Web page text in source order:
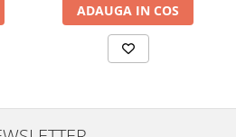
ADAUGA IN COS